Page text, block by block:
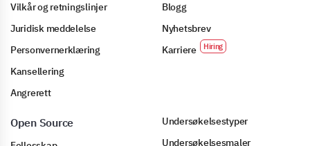
Vilkår og retningslinjer
Juridisk meddelelse
Personvernerklæring
Kansellering
Angrerett
Blogg
Nyhetsbrev
Karriere
Open Source
Undersøkelsestyper
Undersøkelsesmaler